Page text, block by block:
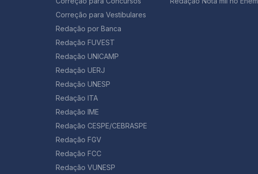
Correção para Vestibulares
Redação por Banca
Redação FUVEST
Redação UNICAMP
Redação UERJ
Redação UNESP
Redação ITA
Redação IME
Redação CESPE/CEBRASPE
Redação FGV
Redação FCC
Redação VUNESP